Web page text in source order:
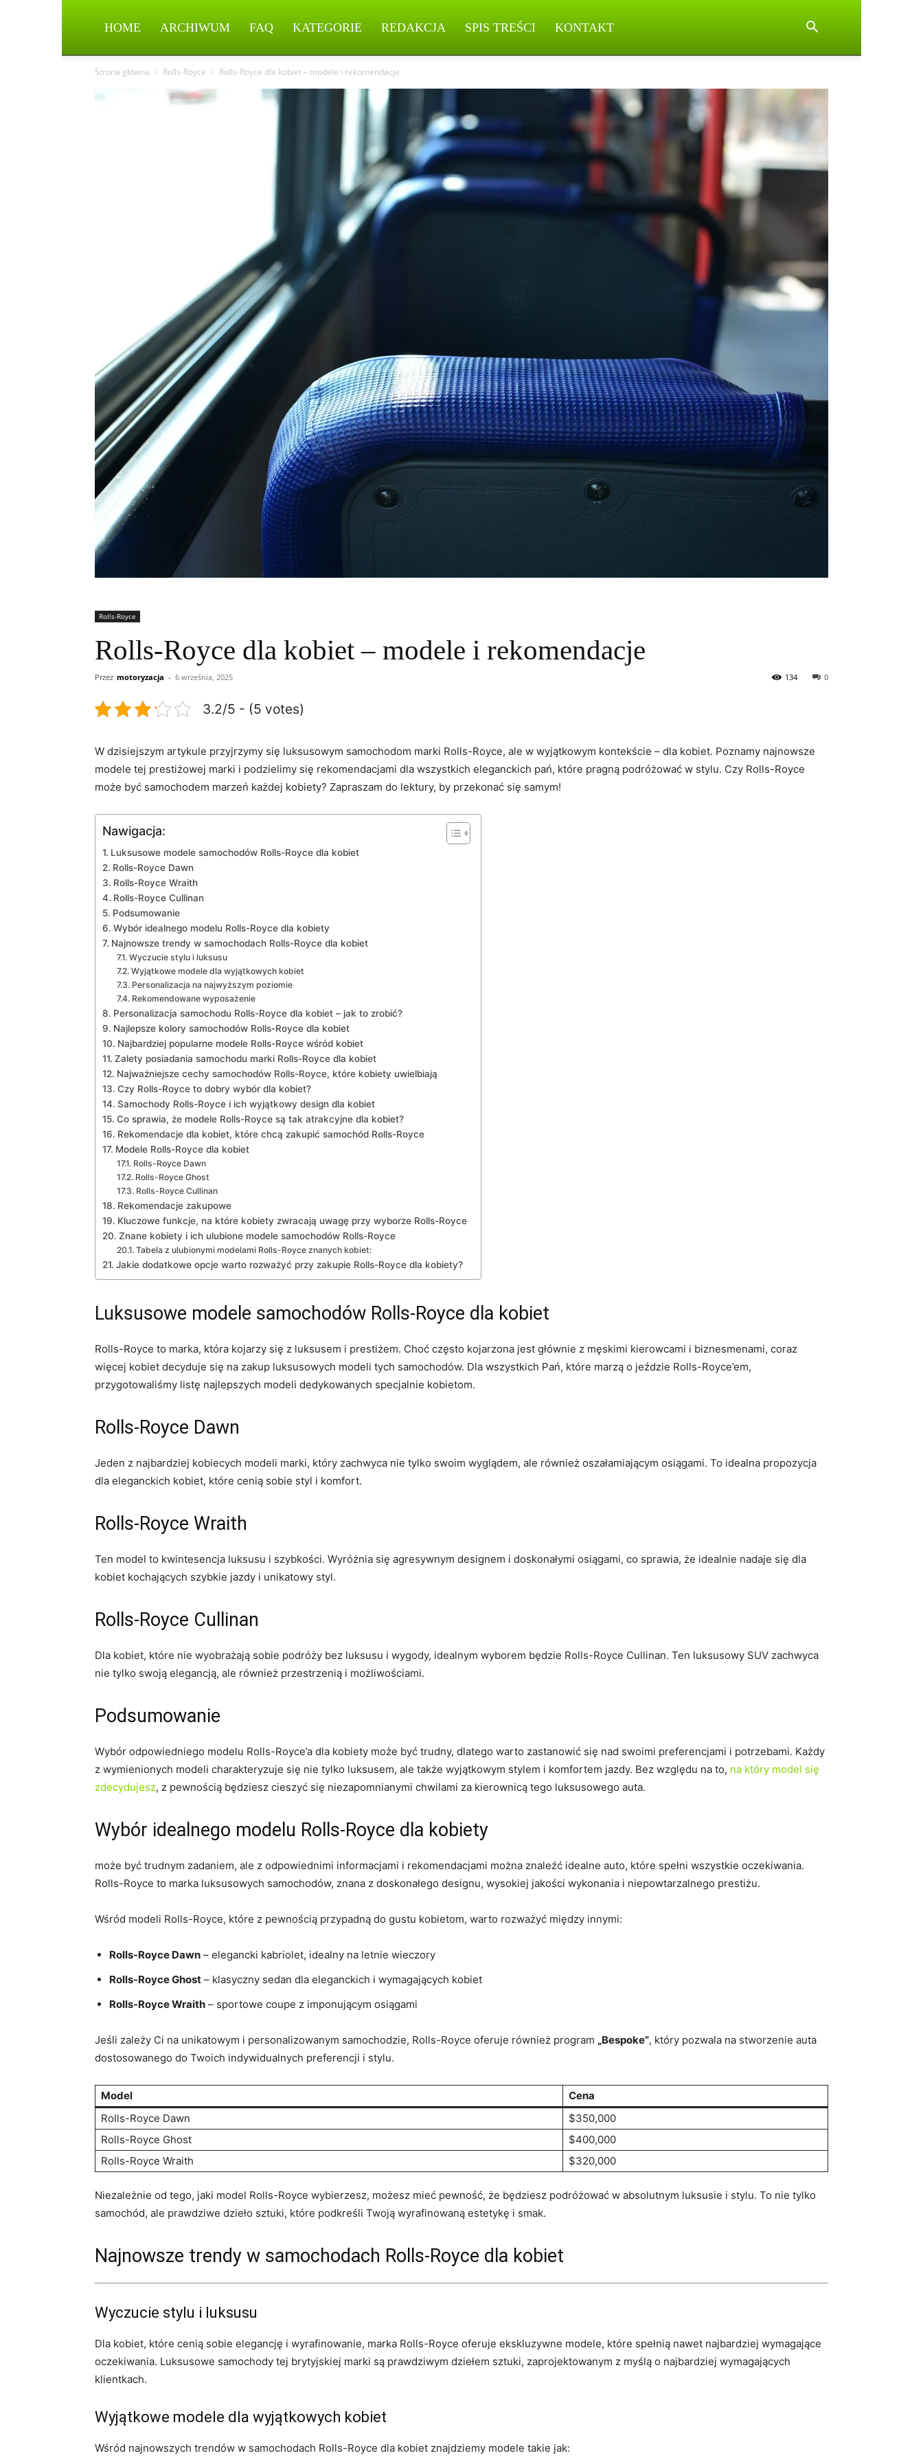
HOME ARCHIWUM FAQ KATEGORIE REDAKCJA SPIS TREŚCI KONTAKT
Strona główna Rolls-Royce Rolls-Royce dla kobiet – modele i rekomendacje
Rolls-Royce
Rolls-Royce dla kobiet – modele i rekomendacje
Przez motoryzacja - 6 września, 2025 0
134
3.2/5 - (5 votes)
W dzisiejszym artykule ‌przyjrzymy się luksusowym samochodom marki Rolls-Royce, ale w wyjątkowym kontekście – dla kobiet. Poznamy​ najnowsze
modele ‍tej prestiżowej marki i podzielimy się rekomendacjami dla wszystkich eleganckich pań, które pragną podróżować ⁤w stylu. ​Czy Rolls-Royce
może być samochodem marzeń każdej kobiety? Zapraszam do lektury, by przekonać się samym!
Nawigacja:
Luksusowe modele samochodów‍ Rolls-Royce ⁤dla kobiet
Rolls-Royce Dawn
Rolls-Royce Wraith
Rolls-Royce Cullinan
Podsumowanie
Wybór idealnego modelu ⁢Rolls-Royce dla⁢ kobiety
Najnowsze‌ trendy w samochodach Rolls-Royce dla kobiet
Wyczucie stylu i⁤ luksusu
Wyjątkowe​ modele dla wyjątkowych ⁣kobiet
Personalizacja na najwyższym poziomie
Rekomendowane wyposażenie
Personalizacja samochodu Rolls-Royce dla kobiet – jak to zrobić?
Najlepsze kolory samochodów Rolls-Royce dla kobiet
Najbardziej popularne​ modele Rolls-Royce wśród kobiet
Zalety posiadania samochodu ‍marki Rolls-Royce dla ⁢kobiet
Najważniejsze ​cechy samochodów Rolls-Royce, które kobiety uwielbiają
Czy Rolls-Royce to dobry wybór⁢ dla ⁢kobiet?
Samochody Rolls-Royce ​i⁤ ich wyjątkowy design dla kobiet
Co sprawia,‍ że modele Rolls-Royce są tak ‍atrakcyjne dla kobiet?
Rekomendacje dla kobiet,⁣ które chcą zakupić samochód Rolls-Royce
Modele Rolls-Royce dla⁣ kobiet
Rolls-Royce Dawn
Rolls-Royce Ghost
Rolls-Royce Cullinan
Rekomendacje zakupowe
Kluczowe​ funkcje, na które kobiety zwracają uwagę przy wyborze Rolls-Royce
Znane kobiety‍ i ‌ich ulubione modele samochodów Rolls-Royce
Tabela z ulubionymi modelami Rolls-Royce‍ znanych kobiet:
Jakie dodatkowe opcje warto rozważyć przy zakupie Rolls-Royce dla kobiety?
Luksusowe modele samochodów‍ Rolls-Royce ⁤dla kobiet
Rolls-Royce ​to marka, która kojarzy się ‍z luksusem⁢ i prestiżem. ⁤Choć często kojarzona jest głównie z męskimi kierowcami​ i biznesmenami, coraz
więcej kobiet decyduje się na zakup‍ luksusowych modeli tych ‍samochodów. Dla wszystkich Pań, ​które marzą o jeździe Rolls-Royce’em,
przygotowaliśmy listę najlepszych ⁢modeli dedykowanych specjalnie ​kobietom.
Rolls-Royce Dawn
Jeden z najbardziej ‌kobiecych modeli ​marki, który ‍zachwyca‍ nie tylko swoim wyglądem, ⁣ale również oszałamiającym osiągami. To⁣ idealna propozycja
⁢dla eleganckich kobiet, które cenią‍ sobie styl i komfort.
Rolls-Royce Wraith
Ten model to kwintesencja⁣ luksusu i szybkości. Wyróżnia się agresywnym designem i doskonałymi osiągami, co sprawia, że idealnie nadaje się dla
kobiet kochających szybkie jazdy i unikatowy​ styl.
Rolls-Royce Cullinan
Dla ‍kobiet, które‍ nie wyobrażają sobie podróży bez luksusu i wygody, idealnym wyborem będzie Rolls-Royce Cullinan. Ten luksusowy SUV ‍zachwyca
nie​ tylko swoją elegancją, ale również przestrzenią i możliwościami.
Podsumowanie
Wybór odpowiedniego modelu Rolls-Royce’a dla kobiety ​może być trudny, dlatego warto zastanowić się nad swoimi preferencjami i potrzebami. Każdy‌
z wymienionych modeli charakteryzuje się nie tylko luksusem,⁤ ale także wyjątkowym stylem i komfortem jazdy. Bez względu na to, na który model się
zdecydujesz, z‍ pewnością będziesz cieszyć⁣ się niezapomnianymi chwilami za kierownicą​ tego luksusowego auta.
Wybór idealnego modelu ⁢Rolls-Royce dla⁢ kobiety
może być trudnym zadaniem, ale z odpowiednimi ‌informacjami i rekomendacjami można znaleźć idealne auto, które spełni wszystkie oczekiwania.
⁣Rolls-Royce to marka luksusowych samochodów, ⁣znana z‌ doskonałego designu, wysokiej jakości‍ wykonania i niepowtarzalnego prestiżu.
Wśród modeli Rolls-Royce, które z ​pewnością przypadną do gustu kobietom, warto rozważyć ‌między innymi:
Rolls-Royce Dawn – elegancki kabriolet, ⁢idealny na letnie⁢ wieczory
Rolls-Royce Ghost – klasyczny sedan dla eleganckich i wymagających ⁤kobiet
Rolls-Royce ‍Wraith – sportowe coupe z imponującym osiągami
Jeśli ‍zależy Ci na unikatowym⁤ i personalizowanym samochodzie, Rolls-Royce oferuje również program „Bespoke”, który ⁣pozwala na stworzenie⁣ auta
dostosowanego do Twoich indywidualnych preferencji i stylu.
Model
Cena
Rolls-Royce Dawn
$350,000
Rolls-Royce Ghost
$400,000
Rolls-Royce Wraith
$320,000
Niezależnie ​od tego, jaki model Rolls-Royce wybierzesz, możesz mieć‌ pewność, że będziesz podróżować w⁢ absolutnym luksusie i stylu. To nie tylko
samochód, ale prawdziwe ​dzieło sztuki, które podkreśli‍ Twoją wyrafinowaną estetykę i smak.
Najnowsze‌ trendy w samochodach Rolls-Royce dla kobiet
Wyczucie stylu i⁤ luksusu
Dla kobiet,‌ które cenią sobie elegancję i wyrafinowanie, marka Rolls-Royce oferuje‌ ekskluzywne modele, ⁤które ​spełnią nawet ⁤najbardziej wymagające
oczekiwania.‍ Luksusowe‌ samochody tej⁣ brytyjskiej ⁣marki⁢ są prawdziwym dziełem sztuki, zaprojektowanym z myślą o najbardziej wymagających
klientkach.
Wyjątkowe​ modele dla wyjątkowych ⁣kobiet
Wśród najnowszych trendów w ⁢samochodach Rolls-Royce dla kobiet znajdziemy modele⁤ takie jak: